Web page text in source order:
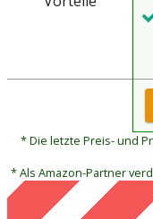
* Die letzte Preis- und
* Als Amazon-Partner